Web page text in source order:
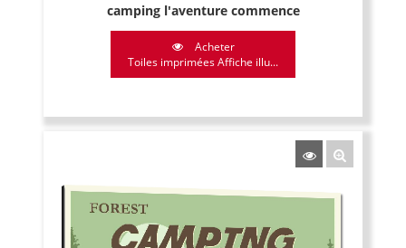
camping l'aventure commence
Acheter
Toiles imprimées Affiche illu...